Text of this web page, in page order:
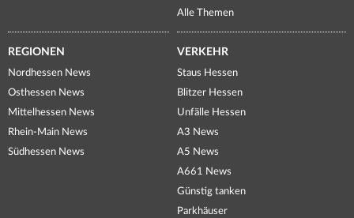
Alle Themen
REGIONEN
Nordhessen News
Osthessen News
Mittelhessen News
Rhein-Main News
Südhessen News
VERKEHR
Staus Hessen
Blitzer Hessen
Unfälle Hessen
A3 News
A5 News
A661 News
Günstig tanken
Parkhäuser